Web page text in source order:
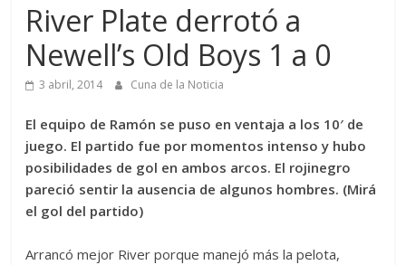
River Plate derrotó a
Newell’s Old Boys 1 a 0
3 abril, 2014 Cuna de la Noticia
El equipo de Ramón se puso en ventaja a los 10′ de
juego. El partido fue por momentos intenso y hubo
posibilidades de gol en ambos arcos. El rojinegro
pareció sentir la ausencia de algunos hombres. (Mirá
el gol del partido)
Arrancó mejor River porque manejó más la pelota,